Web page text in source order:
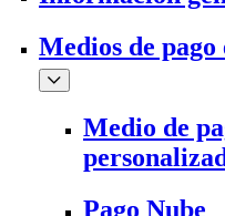
Medios de
Medio de
Pago Nube